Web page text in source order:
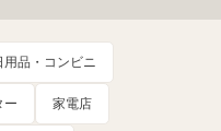
品・コンビニ
ー 家電店